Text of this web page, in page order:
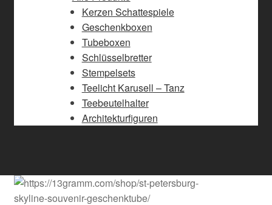
Kerzen Schattespiele
Geschenkboxen
Tubeboxen
Schlüsselbretter
Stempelsets
Teelicht Karusell – Tanz
Teebeutelhalter
Architekturfiguren